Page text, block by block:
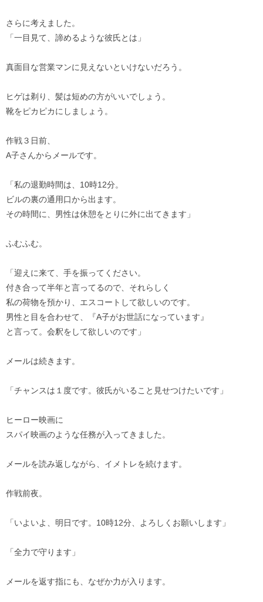
さらに考えました。
「一目見て、諦めるような彼氏とは」
真面目な営業マンに見えないといけないだろう。
ヒゲは剃り、髪は短めの方がいいでしょう。
靴をピカピカにしましょう。
作戦３日前、
A子さんからメールです。
「私の退勤時間は、10時12分。
ビルの裏の通用口から出ます。
その時間に、男性は休憩をとりに外に出てきます」
ふむふむ。
「迎えに来て、手を振ってください。
付き合って半年と言ってるので、それらしく
私の荷物を預かり、エスコートして欲しいのです。
男性と目を合わせて、『A子がお世話になっています』
と言って。会釈をして欲しいのです」
メールは続きます。
「チャンスは１度です。彼氏がいること見せつけたいです」
ヒーロー映画に
スパイ映画のような任務が入ってきました。
メールを読み返しながら、イメトレを続けます。
作戦前夜。
「いよいよ、明日です。10時12分、よろしくお願いします」
「全力で守ります」
メールを返す指にも、なぜか力が入ります。